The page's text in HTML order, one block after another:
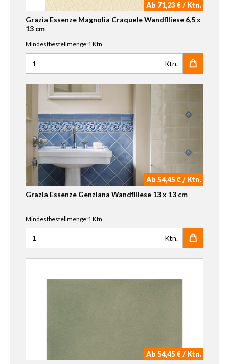
Ab 71,23 € / Ktn.
Grazia Essenze Magnolia Craquele Wandflliese 6,5 x
13 cm
Mindestbestellmenge:1 Ktn.
Anzahl für Grazia Essenze Magnolia Craquele
Ktn.
Ab 54,45 € / Ktn.
Grazia Essenze Genziana Wandflliese 13 x 13 cm
Mindestbestellmenge:1 Ktn.
Anzahl für Grazia Essenze Genziana Wandflliese 13 x 13
Ktn.
Ab 54,45 € / Ktn.